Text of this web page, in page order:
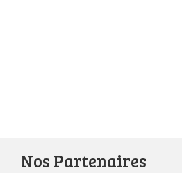
Nos Partenaires